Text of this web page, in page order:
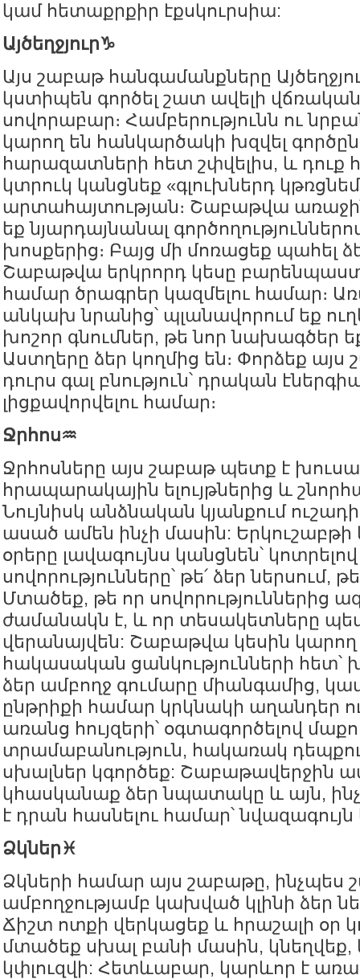
կամ հետաքրքիր էքսկուրսիա:
Այծեղջյուր♑️
Այս շաբաթ հանգամանքները
կստիպեն գործել շատ ավելի
սովորաբար։ Համբերությունն ու
կարող են հանկարծակի խզվել
հարազատների հետ շփվելիս, և դուք
կտրուկ կանցնեք «գլուխներդ
արտահայտության։ Շաբաթվա
եք նյարդայնանալ
խոսքերից։ Բայց մի մոռացեք պահել
Շաբաթվա երկրորդ կեսը
համար ծրագրեր կազմելու համար։
անկախ նրանից՝ պլանավորում եք
խոշոր գնումներ, թե նոր նախագծեր
Աստղերը ձեր կողմից են։ Փորձեք
դուրս գալ բնություն՝ դրական
լիցքավորվելու համար։
Ջրհոս♒️
Ջրհոսները այս շաբաթ պետք է
հրապարակային ելույթներից և
Նույնիսկ անձնական կյանքում
ասած ամեն ինչի մասին: Երկուշաբթի
օրերը լավագույնս կանցնեն՝
սովորությունները՝ թե՛ ձեր ներսում,
Մտածեք, թե որ սովորություններից
ժամանակն է, և որ տեսակետները
վերանայվեն: Շաբաթվա կեսին կարող
հակասական ցանկությունների հետ՝
ձեր ամբողջ գումարը միանգամից,
ընթրիքի համար կրկնակի աղանդեր
առանց հույզերի՝ օգտագործելով
տրամաբանություն, հակառակ
սխալներ կգործեք: Շաբաթավերջին
կհասկանաք ձեր նպատակը և այն,
է դրան հասնելու համար՝
Ձկներ♓️
Ձկների համար այս շաբաթը, ինչպես
ամբողջությամբ կախված կլինի ձեր
Ճիշտ ոտքի վերկացեք և հրաշալի օր
մտածեք սխալ բանի մասին, կնեղվեք,
կփլուզվի: Հետևաբար, կարևոր է